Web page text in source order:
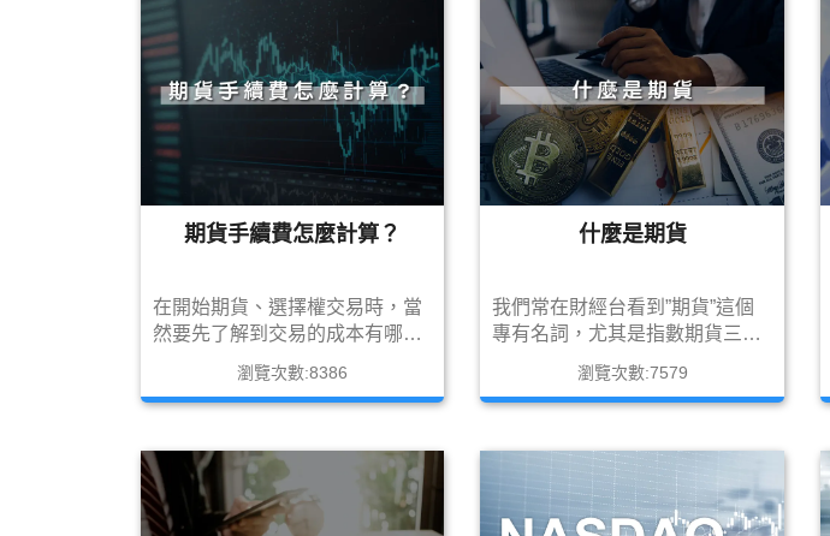
期貨手續費怎麼計算？
在開始期貨、選擇權交易時，當
然要先了解到交易的成本有哪
些，手續費日如何計算，現在就
讓筆者寫一篇文章整理給大家吧!!
瀏覽次數:8386
什麼是期貨
我們常在財經台看到”期貨”這個
專有名詞，尤其是指數期貨三大
法人的多空單，常常被很多投資
人拿來當重要的指標，那到底什
麼是期貨呢?今天就讓筆者簡單
瀏覽次數:7579